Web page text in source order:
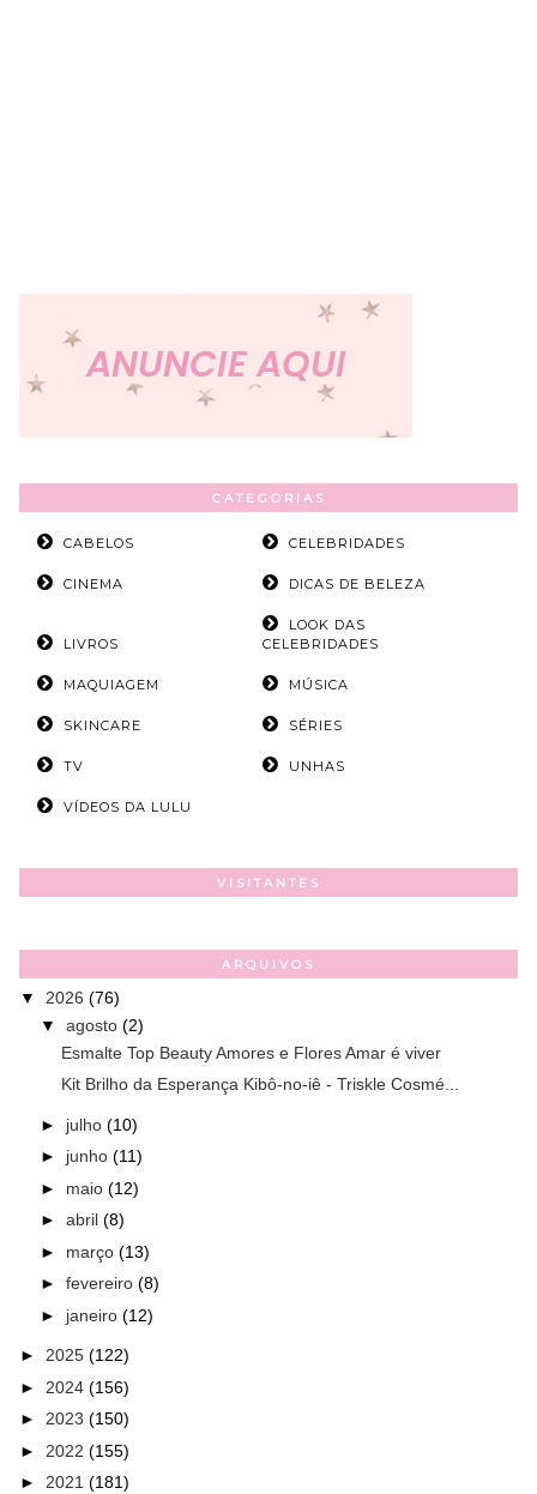
CATEGORIAS
CABELOS CELEBRIDADES
CINEMA DICAS DE BELEZA
LIVROS
LOOK DAS
CELEBRIDADES
MAQUIAGEM MÚSICA
SKINCARE SÉRIES
TV UNHAS
VÍDEOS DA LULU
VISITANTES
ARQUIVOS
▼ 2026 (76)
▼ agosto (2)
Esmalte Top Beauty Amores e Flores Amar é viver
Kit Brilho da Esperança Kibô-no-iê - Triskle Cosmé...
► julho (10)
► junho (11)
► maio (12)
► abril (8)
► março (13)
► fevereiro (8)
► janeiro (12)
► 2025 (122)
► 2024 (156)
► 2023 (150)
► 2022 (155)
► 2021 (181)